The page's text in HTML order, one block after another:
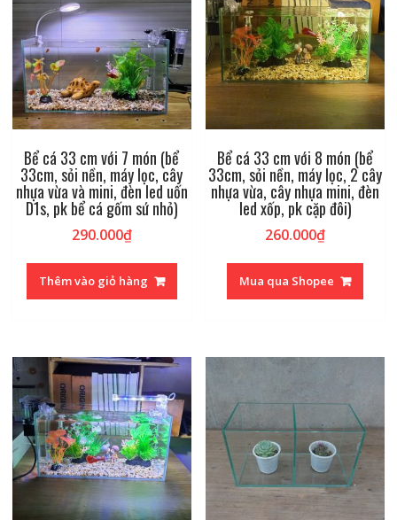
Bể cá 33 cm với 7 món (bể
33cm, sỏi nền, máy lọc, cây
nhựa vừa và mini, đèn led uốn
D1s, pk bể cá gốm sứ nhỏ)
290.000₫
Thêm vào giỏ hàng
Bể cá 33 cm với 8 món (bể
33cm, sỏi nền, máy lọc, 2 cây
nhựa vừa, cây nhựa mini, đèn
led xốp, pk cặp đôi)
260.000₫
Mua qua Shopee